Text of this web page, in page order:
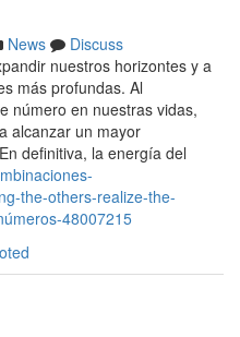
News
Discuss
nuestros horizontes y a
más profundas. Al
número en nuestras vidas,
alcanzar un mayor
definitiva, la energía del
the-others-realize-the-
48007215